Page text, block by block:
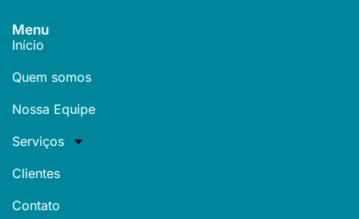
Menu
Início
Quem somos
Nossa Equipe
Serviços
Clientes
Contato